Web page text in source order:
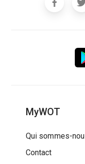
MyWOT
Qui sommes-
Contact